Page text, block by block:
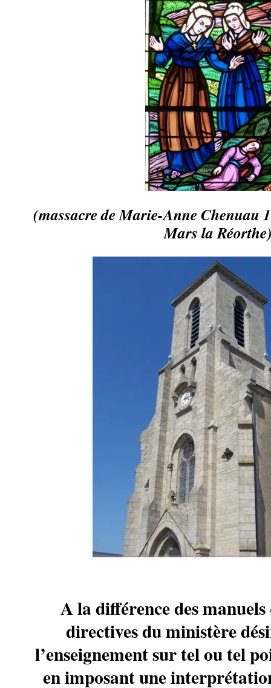
(massacre de Marie-Anne Chenuau
Mars la
A la différence des
directives du ministère
l’enseignement sur tel ou tel
en imposant une